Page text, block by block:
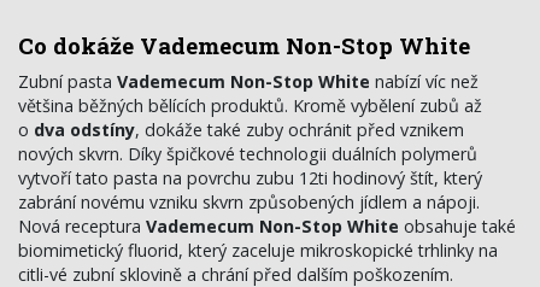
Co dokáže Vademecum Non-Stop White
Zubní pasta Vademecum Non-Stop White nabízí víc než
většina běžných bělících produktů. Kromě vybělení zubů až
o dva odstíny, dokáže také zuby ochránit před vznikem
nových skvrn. Díky špičkové technologii duálních polymerů
vytvoří tato pasta na povrchu zubu 12ti hodinový štít, který
zabrání novému vzniku skvrn způsobených jídlem a nápoji.
Nová receptura Vademecum Non-Stop White obsahuje také
biomimetický fluorid, který zaceluje mikroskopické trhlinky na
citli-vé zubní sklovině a chrání před dalším poškozením.